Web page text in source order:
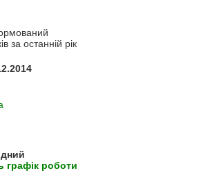
за останній рік
графік роботи